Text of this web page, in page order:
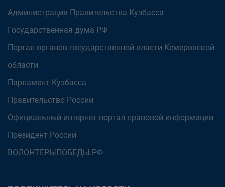
Администрация Правительства Кузбасса
Государственная дума РФ
Портал органов государственной власти Кемеровской
области
Парламент Кузбасса
Правительство России
Официальный интернет-портал правовой информации
Президент России
ВОЛОНТЕРЫПОБЕДЫ.РФ